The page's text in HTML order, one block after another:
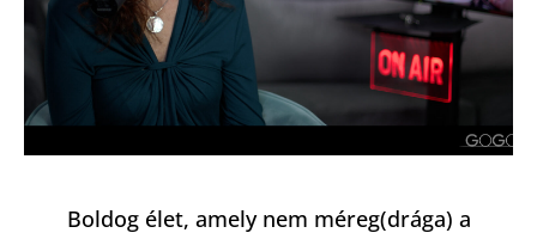
Boldog élet, amely nem méreg(drága) a